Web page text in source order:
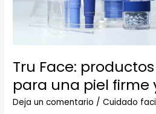
Tru Face:
para una piel firme
Deja un comentario /Cuidado
saludable